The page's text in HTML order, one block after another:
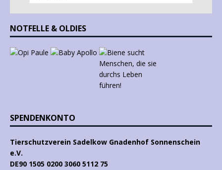
NOTFELLE & OLDIES
SPENDENKONTO
Tierschutzverein Sadelkow Gnadenhof Sonnenschein
e.V.
DE90 1505 0200 3060 5112 75